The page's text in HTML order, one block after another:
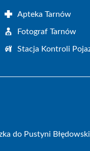
Apteka Tarnów
Fotograf Tarnów
Stacja Kontroli
do Pustyni